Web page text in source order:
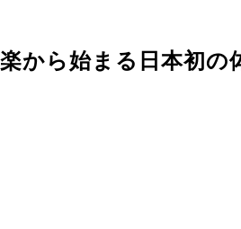
から始まる日本初の